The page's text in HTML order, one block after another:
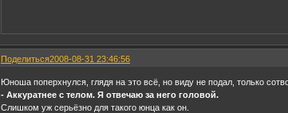
Поделиться2008-08-31 23:46:56
Юноша поперхнулся, глядя на это всё, но виду не подал, только
- Аккуратнее с телом. Я отвечаю за него головой.
Слишком уж серьёзно для такого юнца как он.